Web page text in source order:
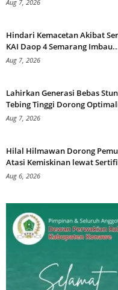
Aug 7, 2026
Hindari Kemacetan Akibat
KAI Daop 4 Semarang
Aug 7, 2026
Lahirkan Generasi Bebas
Tebing Tinggi Dorong
Aug 7, 2026
Hilal Hilmawan Dorong
Atasi Kemiskinan lewat
Aug 6, 2026